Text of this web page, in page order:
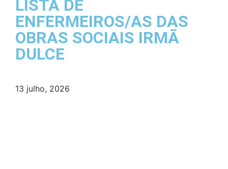
LISTA DE
ENFERMEIROS/AS DAS
OBRAS SOCIAIS IRMÃ
DULCE
13 julho, 2026